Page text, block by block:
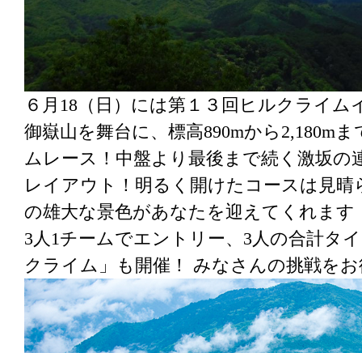
６月18（日）には第１３回ヒルクライ
御嶽山を舞台に、標高890mから2,180m
ムレース！中盤より最後まで続く激坂の
レイアウト！明るく開けたコースは見
の雄大な景色があなたを迎えてくれます
3人1チームでエントリー、3人の合計タ
クライム」も開催！ みなさんの挑戦を